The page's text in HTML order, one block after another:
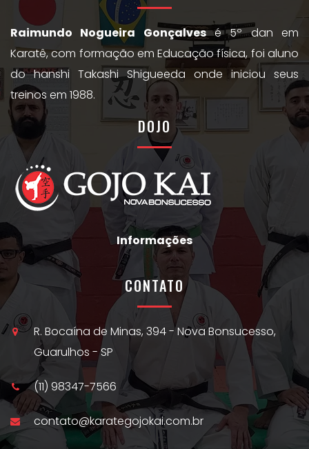
Raimundo Nogueira Gonçalvesé 5º dan em
Karatê, com formação em Educação física, foi aluno
do hanshi Takashi Shigueeda onde iniciou seus
treinos em 1988.
DOJO
Informações
CONTATO
R. Bocaína de Minas, 394 - Nova Bonsucesso,
Guarulhos - SP
(11) 98347-7566
contato@karategojokai.com.br